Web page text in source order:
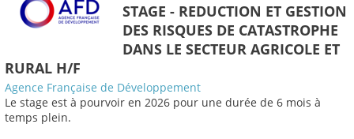
STAGE - REDUCTION ET GESTION
DES RISQUES DE CATASTROPHE
DANS LE SECTEUR AGRICOLE ET
RURAL H/F
Agence Française de Développement
Le stage est à pourvoir en 2026 pour une durée de 6 mois à
temps plein.